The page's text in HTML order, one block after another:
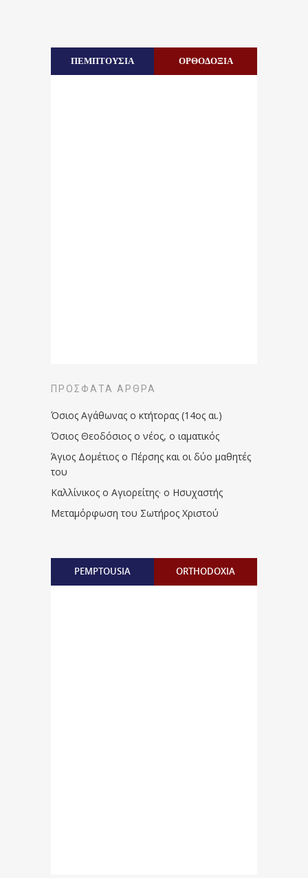
ΠΕΜΠΤΟΥΣΙΑ ΟΡΘΟΔΟΞΙΑ
ΠΡΌΣΦΑΤΑ ΆΡΘΡΑ
Όσιος Αγάθωνας ο κτήτορας (14ος αι.)
Όσιος Θεοδόσιος ο νέος, ο ιαματικός
Άγιος Δομέτιος ο Πέρσης και οι δύο μαθητές
του
Καλλίνικος ο Αγιορείτης · ο Ησυχαστής
Μεταμόρφωση του Σωτήρος Χριστού
PEMPTOUSIA ORTHODOXIA